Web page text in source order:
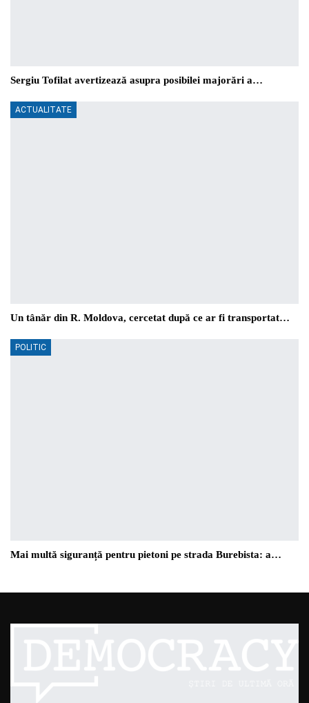
Sergiu Tofilat avertizează asupra posibilei majorări a…
ACTUALITATE
Un tânăr din R. Moldova, cercetat după ce ar fi transportat…
POLITIC
Mai multă siguranță pentru pietoni pe strada Burebista: a…